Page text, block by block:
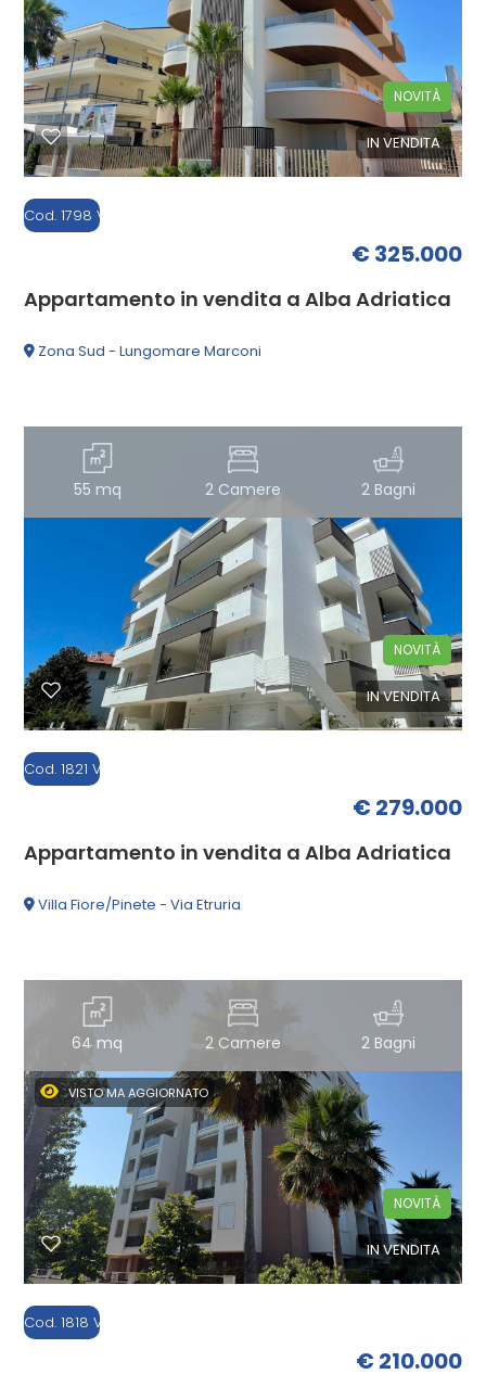
IN VENDITA
NOVITÀ
Cod. 1798 V
€ 325.000
Appartamento in vendita a Alba Adriatica
Zona Sud - Lungomare Marconi
55 mq 2 Camere 2 Bagni
IN VENDITA
NOVITÀ
Cod. 1821 V
€ 279.000
Appartamento in vendita a Alba Adriatica
Villa Fiore/Pinete - Via Etruria
64 mq 2 Camere 2 Bagni
IN VENDITA
VISTO MA AGGIORNATO
NOVITÀ
Cod. 1818 V
€ 210.000
CONTATTI
Teramo
Alba Adriatica
Tipologia
multiscelta
Residenziali
Terreni
Prezzo
mq
Locali
minimi
Qualsiasi
1